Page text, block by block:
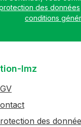
des données
conditions
lmz
des